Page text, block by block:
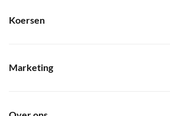
Koersen
Marketing